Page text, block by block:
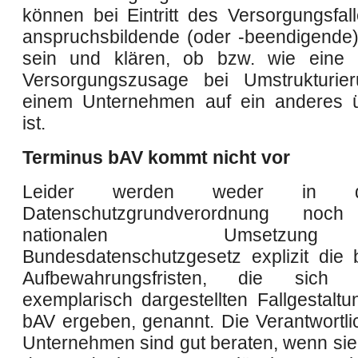
können bei Eintritt des
anspruchsbildende (oder -
sein und klären, ob bzw. wie eine
Versorgungszusage bei
einem Unternehmen auf ein anderes
ist.
Terminus bAV kommt nicht vor
Leider werden weder in
Datenschutzgrundverordnung
nationalen
Bundesdatenschutzgesetz explizit die
Aufbewahrungsfristen, die
exemplarisch dargestellten
bAV ergeben, genannt. Die
Unternehmen sind gut beraten, wenn